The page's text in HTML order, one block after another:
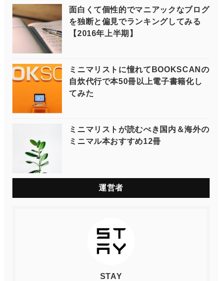
面白くて個性的でマニアックなブログ
を独断と偏見でランキングしてみる
【2016年上半期】
ミニマリストに憧れてBOOKSCANの
自炊代行で本50冊以上電子書籍化し
てみた
ミニマリストが読むべき国内＆海外の
ミニマル本おすすめ12冊
運営者
STAY